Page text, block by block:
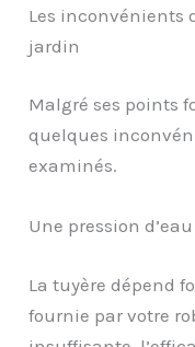
Les inconvénients
jardin
Malgré ses points
quelques
examinés.
Une pression
La tuyère dépend
fournie par votre